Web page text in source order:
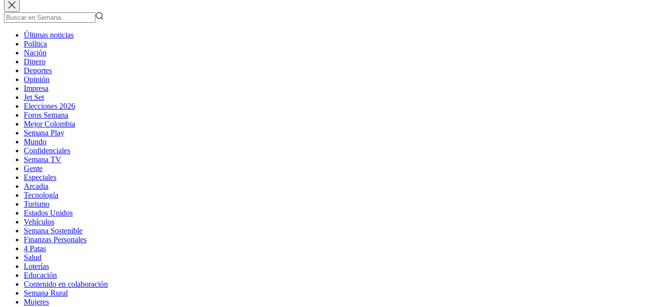
Últimas noticias
Política
Nación
Dinero
Deportes
Opinión
Impresa
Jet Set
Elecciones 2026
Foros Semana
Mejor Colombia
Semana Play
Mundo
Confidenciales
Semana TV
Gente
Especiales
Arcadia
Tecnología
Turismo
Estados Unidos
Vehículos
Semana Sostenible
Finanzas Personales
4 Patas
Salud
Loterías
Educación
Contenido en colaboración
Semana Rural
Mujeres